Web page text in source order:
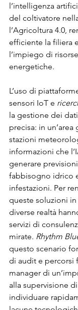
l’intelligenza
del coltivatore
l’Agricoltura 4.0,
efficiente la filiera
l’impiego di
energetiche.
L’uso di
sensori IoT e
la gestione dei
precisa: in
stazioni
informazioni che
generare
fabbisogno idrico
infestazioni. Per
queste soluzioni
diverse realtà
servizi di
mirate. Rhythm
questo scenario
di audit e percorsi
manager di
alla supervisione
individuare